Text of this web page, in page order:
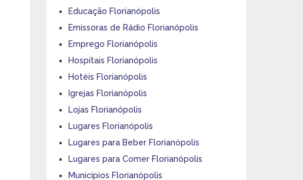
Educação Florianópolis
Emissoras de Rádio Florianópolis
Emprego Florianópolis
Hospitais Florianópolis
Hotéis Florianópolis
Igrejas Florianópolis
Lojas Florianópolis
Lugares Florianópolis
Lugares para Beber Florianópolis
Lugares para Comer Florianópolis
Municípios Florianópolis